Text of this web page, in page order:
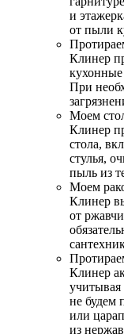
и
от пыли
Клинер
кухонные
При
Моем
Клинер
стола,
стулья,
пыль из
Моем
Клинер
от
Клинер
не будем
или
из